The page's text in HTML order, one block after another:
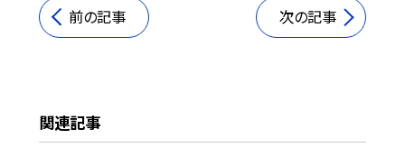
前の記事 次の記事
関連記事